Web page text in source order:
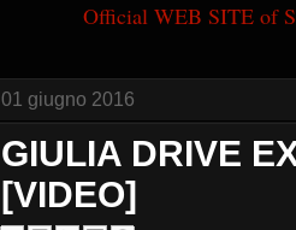
Official WEB SITE of
01 giugno 2016
GIULIA DRIVE
[VIDEO]